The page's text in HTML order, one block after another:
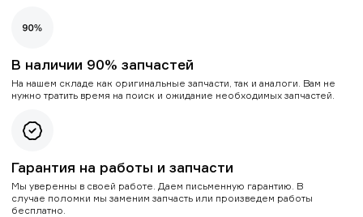
В наличии 90% запчастей
На нашем складе как оригинальные запчасти, так и аналоги. Вам не
нужно тратить время на поиск и ожидание необходимых запчастей.
Гарантия на работы и запчасти
Мы уверенны в своей работе. Даем письменную гарантию. В
случае поломки мы заменим запчасть или произведем работы
бесплатно.